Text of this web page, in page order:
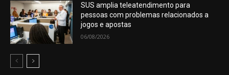
SUS amplia teleatendimento para
pessoas com problemas relacionados a
jogos e apostas
06/08/2026